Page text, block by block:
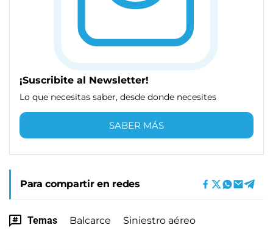
¡Suscribite al Newsletter!
Lo que necesitas saber, desde donde necesites
SABER MÁS
Para compartir en redes
Temas Balcarce Siniestro aéreo